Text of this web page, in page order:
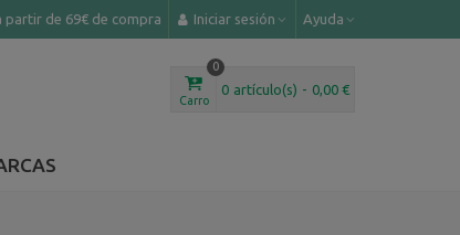
partir de 69€ de compra Iniciar sesión Ayuda
Carro
0
0 artículo(s) - 0,00 €